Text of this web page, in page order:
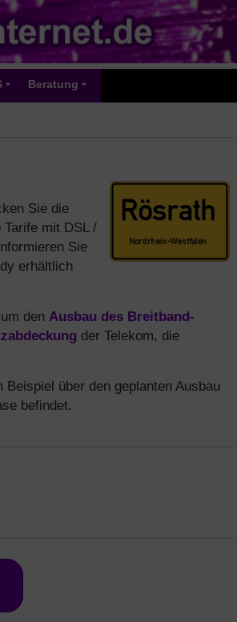
Beratung
Sie die
Tarife mit DSL /
Sie
erhältlich
den Ausbau des Breitband-
der Telekom, die
Beispiel über den geplanten Ausbau
befindet.